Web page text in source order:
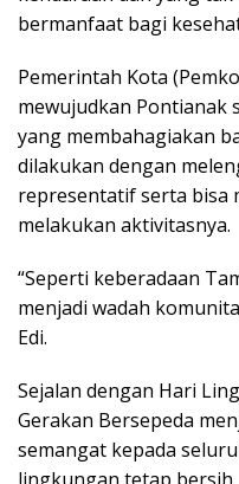
bermanfaat bagi
Pemerintah Kota
mewujudkan Pontianak
yang membahagiakan
dilakukan dengan
representatif serta bisa
melakukan aktivitasnya.
“Seperti keberadaan
menjadi wadah
Edi.
Sejalan dengan Hari
Gerakan Bersepeda
semangat kepada
lingkungan tetap bersih.